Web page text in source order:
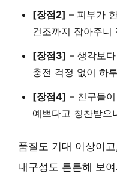
[장점2] – 피부가
건조까지 잡아주니
[장점3] – 생각보
충전 걱정 없이 하
[장점4] – 친구들
예쁘다고 칭찬받으
품질도 기대 이상이
내구성도 튼튼해 보